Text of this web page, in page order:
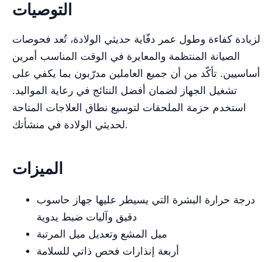
التوصيات
لزيادة كفاءة وطول عمر دفّاية حديثي الولادة، تُعد فحوصات
الصيانة المنتظمة والمعايرة في الوقت المناسب أمرين
أساسيين. تأكّد من أن جميع العاملين مدرّبون بما يكفي على
تشغيل الجهاز لضمان أفضل النتائج في رعاية المواليد.
استخدم حزمة الملحقات لتوسيع نطاق العلاجات المتاحة
لحديثي الولادة في منشأتك.
الميزات
درجة حرارة البشرة التي يسيطر عليها جهاز حاسوب
دقيق وآليات ضبط يدوية
ميل المشع وتعديل ميل المرتبة
أربعة إنذارات فحص ذاتي للسلامة